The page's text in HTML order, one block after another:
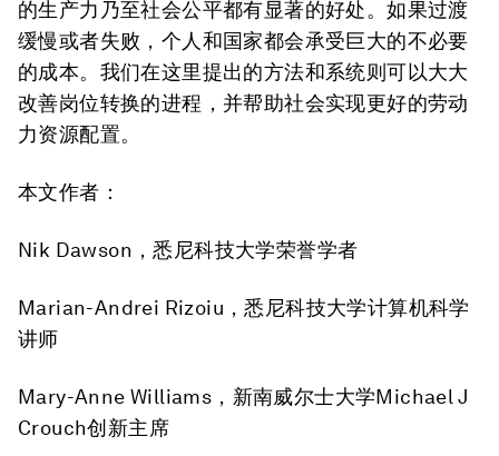
的生产力乃至社会公平都有显著的好处。如果过渡
缓慢或者失败，个人和国家都会承受巨大的不必要
的成本。我们在这里提出的方法和系统则可以大大
改善岗位转换的进程，并帮助社会实现更好的劳动
力资源配置。
本文作者：
Nik Dawson，悉尼科技大学荣誉学者
Marian-Andrei Rizoiu，悉尼科技大学计算机科学
讲师
Mary-Anne Williams，新南威尔士大学Michael J
Crouch创新主席